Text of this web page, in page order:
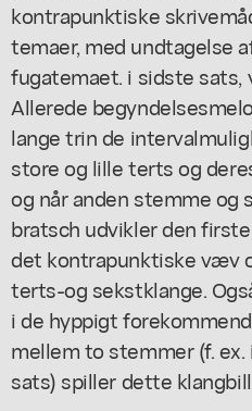
kontrapunktiske
temaer, med undtagelse
fugatemaet. i sidste
Allerede
lange trin de
store og lille terts og
og når anden stemme og
bratsch udvikler den
det kontrapunktiske væv
terts-og sekstklange.
i de hyppigt
mellem to stemmer (f.
sats) spiller dette